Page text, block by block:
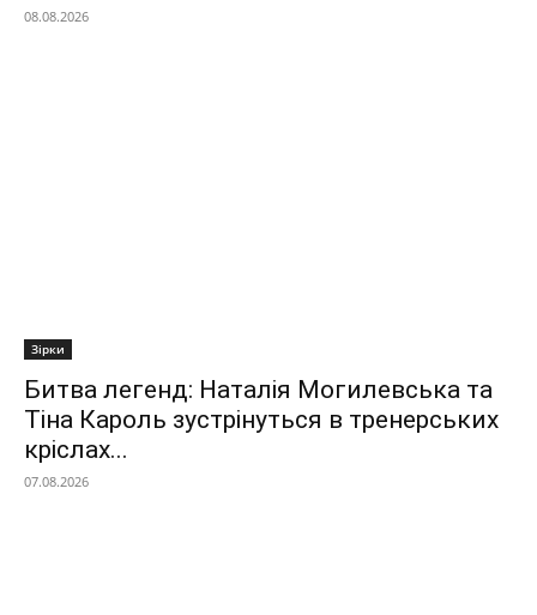
08.08.2026
Зірки
Битва легенд: Наталія Могилевська та
Тіна Кароль зустрінуться в тренерських
кріслах...
07.08.2026